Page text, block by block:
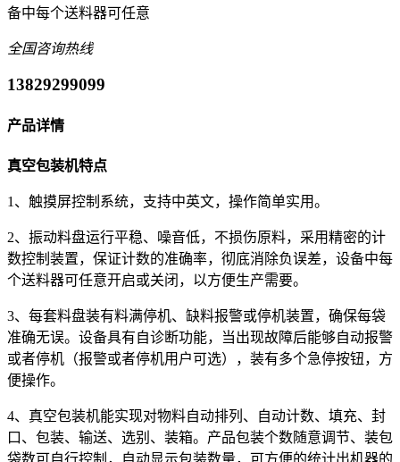
备中每个送料器可任意
全国咨询热线
13829299099
产品详情
真空包装机特点
1、触摸屏控制系统，支持中英文，操作简单实用。
2、振动料盘运行平稳、噪音低，不损伤原料，采用精密的计
数控制装置，保证计数的准确率，彻底消除负误差，设备中每
个送料器可任意开启或关闭，以方便生产需要。
3、每套料盘装有料满停机、缺料报警或停机装置，确保每袋
准确无误。设备具有自诊断功能，当出现故障后能够自动报警
或者停机（报警或者停机用户可选），装有多个急停按钮，方
便操作。
4、真空包装机能实现对物料自动排列、自动计数、填充、封
口、包装、输送、选别、装箱。产品包装个数随意调节、装包
袋数可自行控制，自动显示包装数量，可方便的统计出机器的